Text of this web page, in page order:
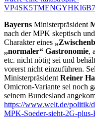
Bayerns Ministerpräsident
nach der MPK skeptisch
Charakter eines
,,normaler“ Gastronomie,
etc. nicht nötig sei und
vorerst nicht einzuführen.
Ministerpräsident Reiner
Omicron-Variante sei noch
seinem Bundesland
https://www.welt.de/politik/
MPK-Soeder-sieht-2G-